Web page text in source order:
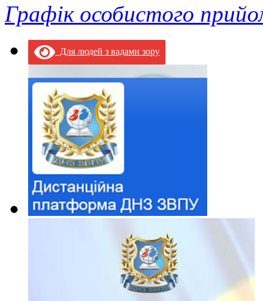
Графік особистого
Для людей з вадами зору